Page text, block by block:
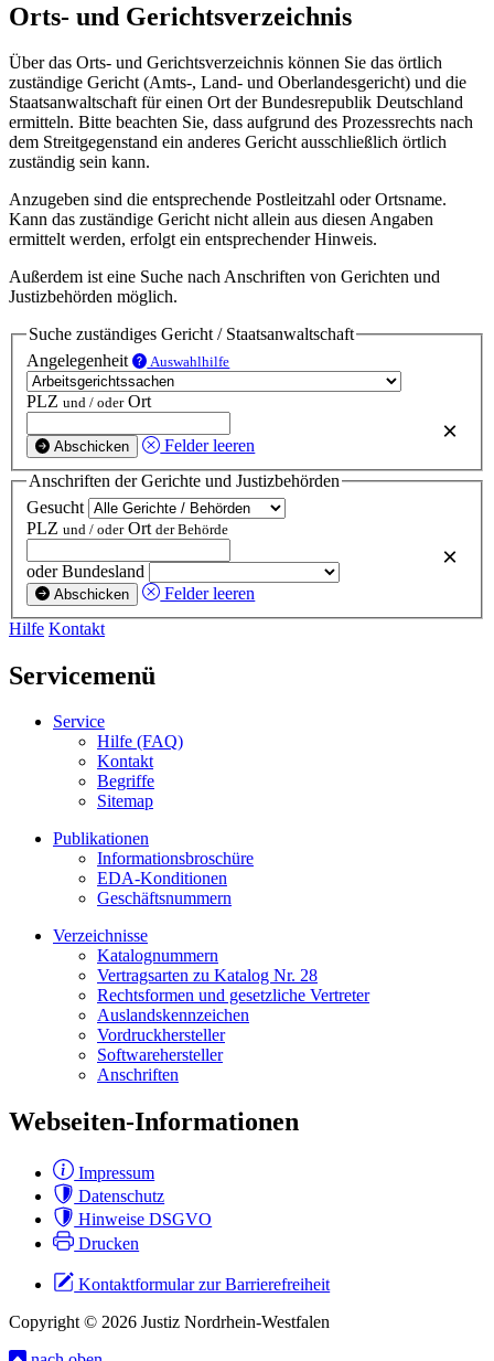
Orts- und Gerichtsverzeichnis
Über das Orts- und Gerichtsverzeichnis können Sie das örtlich
zuständige Gericht (Amts-, Land- und Oberlandesgericht) und die
Staatsanwaltschaft für einen Ort der Bundesrepublik Deutschland
ermitteln. Bitte beachten Sie, dass aufgrund des Prozessrechts nach
dem Streitgegenstand ein anderes Gericht ausschließlich örtlich
zuständig sein kann.
Anzugeben sind die entsprechende Postleitzahl oder Ortsname.
Kann das zuständige Gericht nicht allein aus diesen Angaben
ermittelt werden, erfolgt ein entsprechender Hinweis.
Außerdem ist eine Suche nach Anschriften von Gerichten und
Justizbehörden möglich.
Suche zuständiges Gericht / Staatsanwaltschaft
Angelegenheit
Auswahlhilfe
PLZ und / oderOrt
×
Abschicken
Felder leeren
Anschriften der Gerichte und Justizbehörden
Gesucht
PLZ und / oderOrt der Behörde
×
oder Bundesland
Abschicken
Felder leeren
Hilfe Kontakt
Servicemenü
Service
Hilfe (FAQ)
Kontakt
Begriffe
Sitemap
Publikationen
Informationsbroschüre
EDA-Konditionen
Geschäftsnummern
Verzeichnisse
Katalognummern
Vertragsarten zu Katalog Nr. 28
Rechtsformen und gesetzliche Vertreter
Auslandskennzeichen
Vordruckhersteller
Softwarehersteller
Anschriften
Webseiten-Informationen
Impressum
Datenschutz
Hinweise DSGVO
Drucken
Kontaktformular zur Barrierefreiheit
Copyright © 2026 Justiz Nordrhein-Westfalen